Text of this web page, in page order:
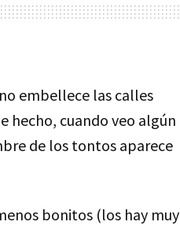
embellece las calles
hecho, cuando veo algún
de los tontos aparece
bonitos (los hay muy